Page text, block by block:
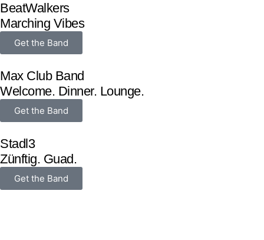
BeatWalkers
Marching Vibes
Get the Band
Max Club Band
Welcome. Dinner. Lounge.
Get the Band
Stadl3
Zünftig. Guad.
Get the Band